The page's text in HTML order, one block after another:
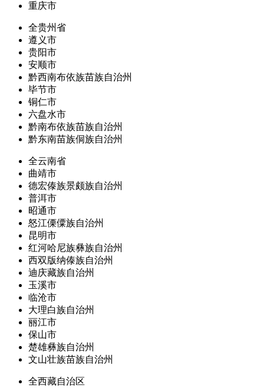
重庆市
全贵州省
遵义市
贵阳市
安顺市
黔西南布依族苗族自治州
毕节市
铜仁市
六盘水市
黔南布依族苗族自治州
黔东南苗族侗族自治州
全云南省
曲靖市
德宏傣族景颇族自治州
普洱市
昭通市
怒江傈僳族自治州
昆明市
红河哈尼族彝族自治州
西双版纳傣族自治州
迪庆藏族自治州
玉溪市
临沧市
大理白族自治州
丽江市
保山市
楚雄彝族自治州
文山壮族苗族自治州
全西藏自治区